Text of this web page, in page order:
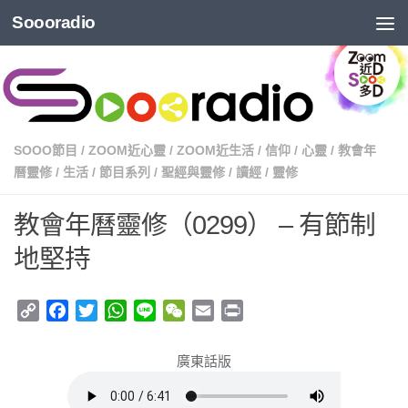
Soooradio
SOOO節目 / ZOOM近心靈 / ZOOM近生活 / 信仰 / 心靈 / 教會年
曆靈修 / 生活 / 節目系列 / 聖經與靈修 / 讀經 / 靈修
教會年曆靈修（0299） – 有節制
地堅持
Copy
Facebook
TwitterWhatsApp
Line WeChat
Email
廣東話版